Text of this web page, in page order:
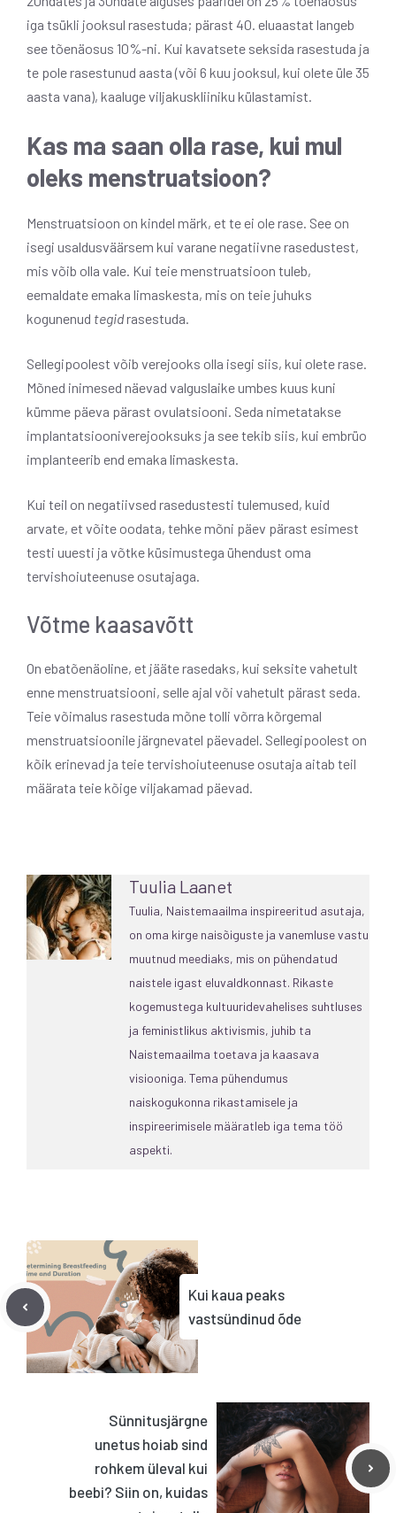
iga tsükli jooksul rasestuda; pärast 40. eluaastat langeb
see tõenäosus 10%-ni. Kui kavatsete seksida rasestuda ja
te pole rasestunud aasta (või 6 kuu jooksul, kui olete üle 35
aasta vana), kaaluge viljakuskliiniku külastamist.
Kas ma saan olla rase, kui mul
oleks menstruatsioon?
Menstruatsioon on kindel märk, et te ei ole rase. See on
isegi usaldusväärsem kui varane negatiivne rasedustest,
mis võib olla vale. Kui teie menstruatsioon tuleb,
eemaldate emaka limaskesta, mis on teie juhuks
kogunenud tegidrasestuda.
Sellegipoolest võib verejooks olla isegi siis, kui olete rase.
Mõned inimesed näevad valguslaike umbes kuus kuni
kümme päeva pärast ovulatsiooni. Seda nimetatakse
implantatsiooniverejooksuks ja see tekib siis, kui embrüo
implanteerib end emaka limaskesta.
Kui teil on negatiivsed rasedustesti tulemused, kuid
arvate, et võite oodata, tehke mõni päev pärast esimest
testi uuesti ja võtke küsimustega ühendust oma
tervishoiuteenuse osutajaga.
Võtme kaasavõtt
On ebatõenäoline, et jääte rasedaks, kui seksite vahetult
enne menstruatsiooni, selle ajal või vahetult pärast seda.
Teie võimalus rasestuda mõne tolli võrra kõrgemal
menstruatsioonile järgnevatel päevadel. Sellegipoolest on
kõik erinevad ja teie tervishoiuteenuse osutaja aitab teil
määrata teie kõige viljakamad päevad.
Tuulia Laanet
Tuulia, Naistemaailma inspireeritud asutaja,
on oma kirge naisõiguste ja vanemluse vastu
muutnud meediaks, mis on pühendatud
naistele igast eluvaldkonnast. Rikaste
kogemustega kultuuridevahelises suhtluses
ja feministlikus aktivismis, juhib ta
Naistemaailma toetava ja kaasava
visiooniga. Tema pühendumus
naiskogukonna rikastamisele ja
inspireerimisele määratleb iga tema töö
aspekti.
Kui kaua peaks
vastsündinud õde
Sünnitusjärgne
unetus hoiab sind
rohkem üleval kui
beebi? Siin on, kuidas